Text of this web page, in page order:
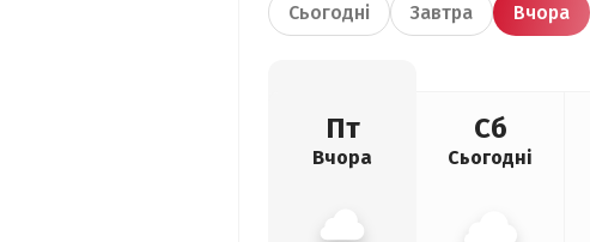
Сьогодні Завтра Вчора
Пт
Вчора
Сб
Сьогодні